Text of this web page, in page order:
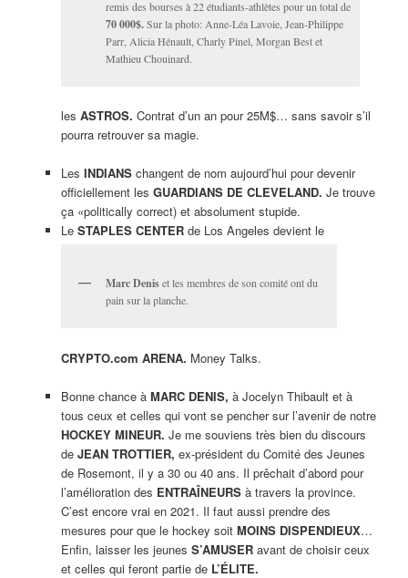
remis des bourses à 22 étudiants-athlètes pour un total de
70 000$.Sur la photo: Anne-Léa Lavoie, Jean-Philippe
Parr, Alicia Hénault, Charly Pinel, Morgan Best et
Mathieu Chouinard.
les ASTROS. Contrat d’un an pour 25M$… sans savoir s’il
pourra retrouver sa magie.
Les INDIANSchangent de nom aujourd’hui pour devenir
officiellement les GUARDIANS DE CLEVELAND. Je trouve
ça «politically correct) et absolument stupide.
Le STAPLES CENTERde Los Angeles devient le
Marc Deniset les membres de son comité ont du
pain sur la planche.
CRYPTO.com ARENA. Money Talks.
Bonne chance à MARC DENIS, à Jocelyn Thibault et à
tous ceux et celles qui vont se pencher sur l’avenir de notre
HOCKEY MINEUR. Je me souviens très bien du discours
de JEAN TROTTIER, ex-président du Comité des Jeunes
de Rosemont, il y a 30 ou 40 ans. Il prêchait d’abord pour
l’amélioration des ENTRAÎNEURS à travers la province.
C’est encore vrai en 2021. Il faut aussi prendre des
mesures pour que le hockey soit MOINS DISPENDIEUX…
Enfin, laisser les jeunes S’AMUSERavant de choisir ceux
et celles qui feront partie de L’ÉLITE.